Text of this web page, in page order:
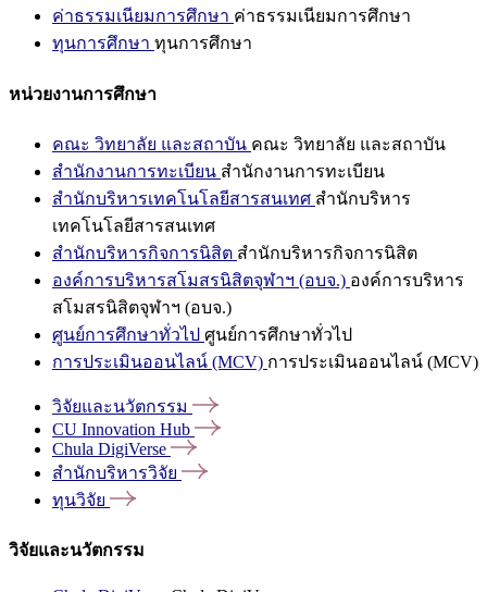
ค่าธรรมเนียมการศึกษา ค่าธรรมเนียมการศึกษา
ทุนการศึกษา ทุนการศึกษา
หน่วยงานการศึกษา
คณะ วิทยาลัย และสถาบัน คณะ วิทยาลัย และสถาบัน
สำนักงานการทะเบียน สำนักงานการทะเบียน
สำนักบริหารเทคโนโลยีสารสนเทศ สำนักบริหาร
เทคโนโลยีสารสนเทศ
สำนักบริหารกิจการนิสิต สำนักบริหารกิจการนิสิต
องค์การบริหารสโมสรนิสิตจุฬาฯ (อบจ.) องค์การบริหาร
สโมสรนิสิตจุฬาฯ (อบจ.)
ศูนย์การศึกษาทั่วไป ศูนย์การศึกษาทั่วไป
การประเมินออนไลน์ (MCV) การประเมินออนไลน์ (MCV)
วิจัยและนวัตกรรม
CU Innovation Hub
Chula DigiVerse
สำนักบริหารวิจัย
ทุนวิจัย
วิจัยและนวัตกรรม